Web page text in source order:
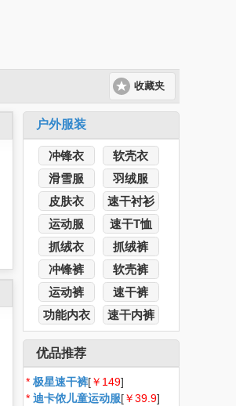
收藏夹
户外服装
冲锋衣
软壳衣
滑雪服
羽绒服
皮肤衣
速干衬衫
运动服
速干T恤
抓绒衣
抓绒裤
冲锋裤
软壳裤
运动裤
速干裤
功能内衣
速干内裤
优品推荐
* 极星速干裤[￥149]
* 迪卡侬儿童运动服[￥39.9]